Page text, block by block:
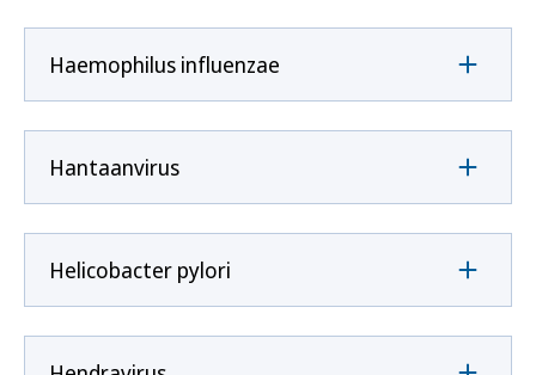
Haemophilus influenzae
Hantaanvirus
Helicobacter pylori